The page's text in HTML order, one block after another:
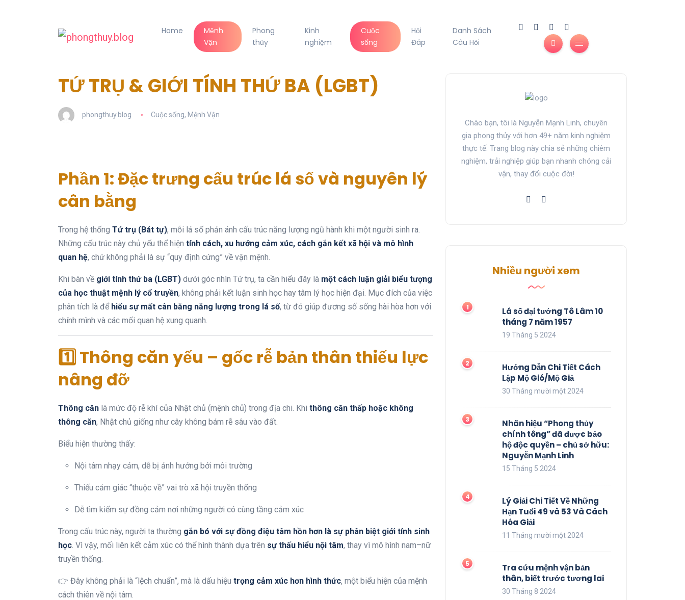
Home
Mệnh
Vận
Phong
thủy
Kinh
nghiệm
Cuộc
sống
Hỏi
Đáp
Danh Sách
Câu Hỏi
TỨ TRỤ & GIỚI TÍNH THỨ BA (LGBT)
phongthuy.blog Cuộc sống, Mệnh Vận
Phần 1: Đặc trưng cấu trúc lá số và nguyên lý
cân bằng
Trong hệ thống Tứ trụ (Bát tự), mỗi lá số phản ánh cấu trúc năng lượng ngũ hành khi một người sinh ra.
Những cấu trúc này chủ yếu thể hiện tính cách, xu hướng cảm xúc, cách gắn kết xã hội và mô hình
quan hệ, chứ không phải là sự “quy định cứng” về vận mệnh.
Khi bàn về giới tính thứ ba (LGBT) dưới góc nhìn Tứ trụ, ta cần hiểu đây là một cách luận giải biểu tượng
của học thuật mệnh lý cổ truyền, không phải kết luận sinh học hay tâm lý học hiện đại. Mục đích của việc
phân tích là để hiểu sự mất cân bằng năng lượng trong lá số, từ đó giúp đương số sống hài hòa hơn với
chính mình và các mối quan hệ xung quanh.
1️⃣ Thông căn yếu – gốc rễ bản thân thiếu lực
nâng đỡ
Thông căn là mức độ rễ khí của Nhật chủ (mệnh chủ) trong địa chi. Khi thông căn thấp hoặc không
thông căn, Nhật chủ giống như cây không bám rễ sâu vào đất.
Biểu hiện thường thấy:
Nội tâm nhạy cảm, dễ bị ảnh hưởng bởi môi trường
Thiếu cảm giác “thuộc về” vai trò xã hội truyền thống
Dễ tìm kiếm sự đồng cảm nơi những người có cùng tầng cảm xúc
Trong cấu trúc này, người ta thường gắn bó với sự đồng điệu tâm hồn hơn là sự phân biệt giới tính sinh
học. Vì vậy, mối liên kết cảm xúc có thể hình thành dựa trên sự thấu hiểu nội tâm, thay vì mô hình nam–nữ
truyền thống.
👉 Đây không phải là “lệch chuẩn”, mà là dấu hiệu trọng cảm xúc hơn hình thức, một biểu hiện của mệnh
cách thiên về nội tâm.
Chào bạn, tôi là Nguyễn Mạnh Linh, chuyên
gia phong thủy với hơn 49+ năm kinh nghiệm
thực tế. Trang blog này chia sẻ những chiêm
nghiệm, trải nghiệp giúp bạn nhanh chóng cải
vận, thay đổi cuộc đời!
Nhiều người xem
Lá số đại tướng Tô Lâm 10
tháng 7 năm 1957
19 Tháng 5 2024
Hướng Dẫn Chi Tiết Cách
Lập Mộ Gió/Mộ Giả
30 Tháng mười một 2024
Nhãn hiệu “Phong thủy
chính tông” đã được bảo
hộ độc quyền – chủ sở hữu:
Nguyễn Mạnh Linh
15 Tháng 5 2024
Lý Giải Chi Tiết Về Những
Hạn Tuổi 49 và 53 Và Cách
Hóa Giải
11 Tháng mười một 2024
Tra cứu mệnh vận bản
thân, biết trước tương lai
30 Tháng 8 2024